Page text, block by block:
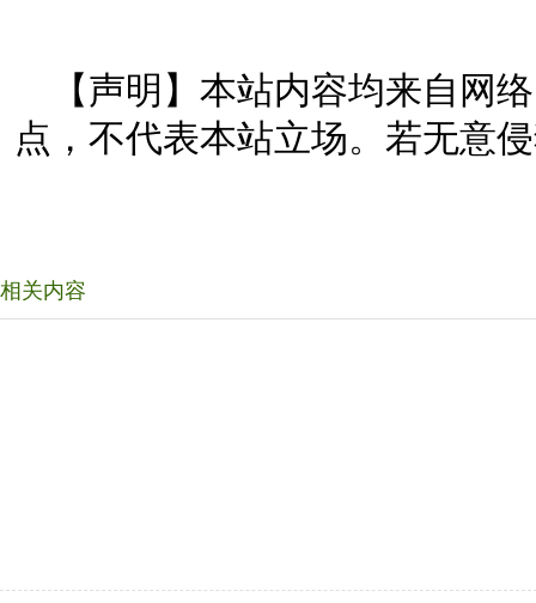
【声明】本站内容均来自网
点，不代表本站立场。若无意
相关内容